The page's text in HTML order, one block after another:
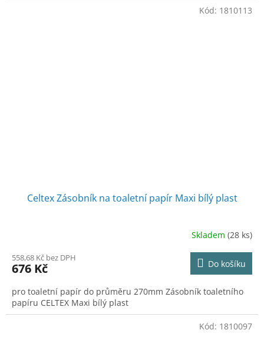
Celtex Zásobník na toaletní papír Maxi bílý plast
Skladem (28 ks)
558,68 Kč bez DPH
676 Kč Do košíku
pro toaletní papír do průměru 270mm Zásobník toaletního
papíru CELTEX Maxi bílý plast
Kód: 1810113
Kód: 1810097